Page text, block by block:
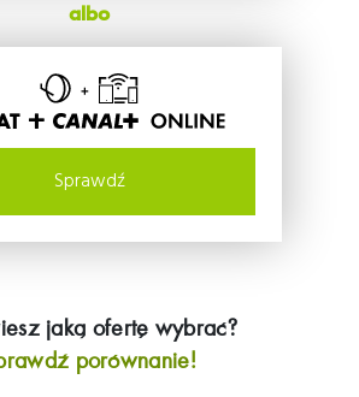
albo
+
Sprawdź
jaką ofertę wybrać?
porównanie!